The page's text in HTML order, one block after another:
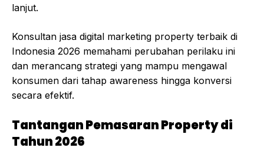
lanjut.
Konsultan jasa digital marketing property terbaik di
Indonesia 2026 memahami perubahan perilaku ini
dan merancang strategi yang mampu mengawal
konsumen dari tahap awareness hingga konversi
secara efektif.
Tantangan Pemasaran Property di
Tahun 2026